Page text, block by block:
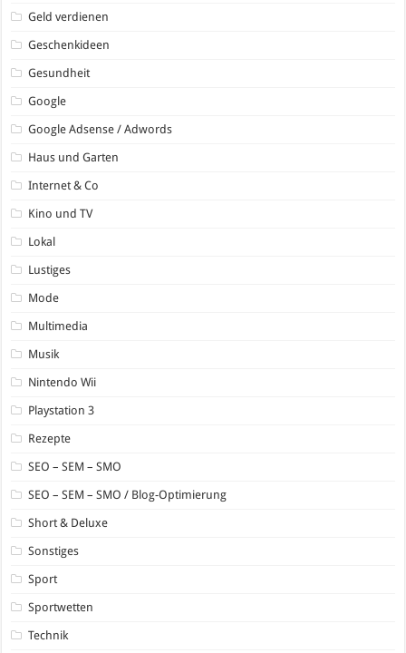
Geld verdienen
Geschenkideen
Gesundheit
Google
Google Adsense / Adwords
Haus und Garten
Internet & Co
Kino und TV
Lokal
Lustiges
Mode
Multimedia
Musik
Nintendo Wii
Playstation 3
Rezepte
SEO – SEM – SMO
SEO – SEM – SMO / Blog-Optimierung
Short & Deluxe
Sonstiges
Sport
Sportwetten
Technik